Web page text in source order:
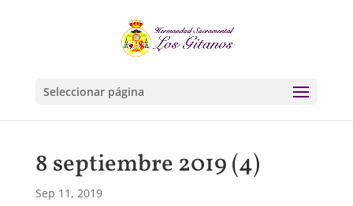
Seleccionar página
8 septiembre 2019 (4)
Sep 11, 2019